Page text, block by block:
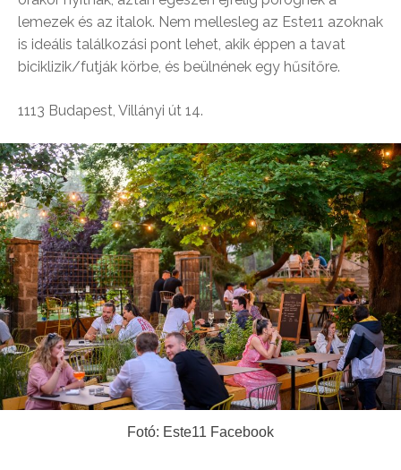
lemezek és az italok. Nem mellesleg az Este11 azoknak
is ideális találkozási pont lehet, akik éppen a tavat
biciklizik/futják körbe, és beülnének egy hűsítőre.
1113 Budapest, Villányi út 14.
Fotó: Este11 Facebook